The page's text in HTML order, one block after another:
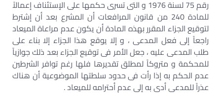
رقم 75 لسنة 1976 و التى تسرى حكمها على الإستئناف إعمالاً
للمادة 240 من قانون المرافعات أن المشرع بعد أن إشترط
لتوقيع الجزاء المقرر بهذه المادة أن يكون عدم مراعاة الميعاد
راجعاً إلى فعل المدعى ، و إلا يوقع هذا الجزاء إلا بناء على
طلب المدعى عليه ، جعل الأمر فى توقيع الجزاء بعد ذلك جوازياً
للمحكمة و متروكاً لمطلق تقديرها فلها رغم توافر الشرطين
عدم الحكم به إذا رأت فى حدود سلطتها الموضوعية أن هناك
عذراً للمدعى أدى به إلى عدم أحترامه للميعاد .